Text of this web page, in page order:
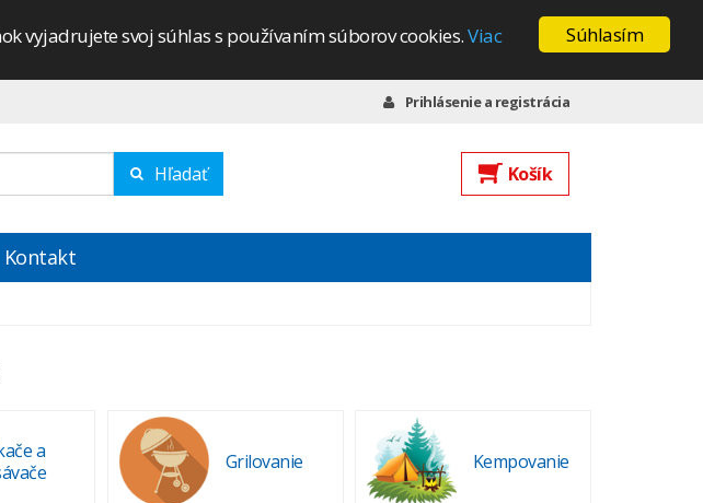
Súhlasím
vyjadrujete svoj súhlas s používaním súborov cookies.Viac
Prihlásenie a registrácia
Hľadať Košík
Kontakt
a
Grilovanie Kempovanie